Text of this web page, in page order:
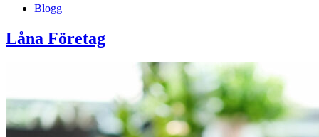
Blogg
Låna Företag